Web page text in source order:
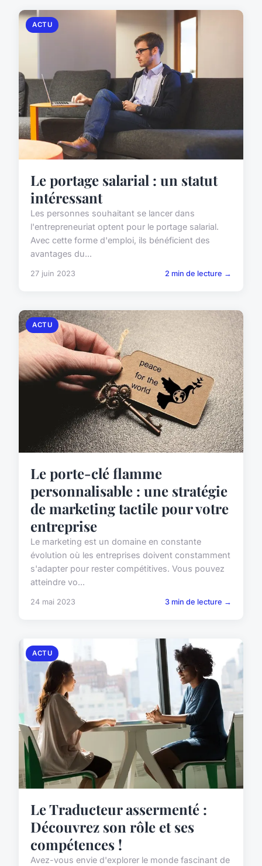
ACTU
Le portage salarial : un statut
intéressant
Les personnes souhaitant se lancer dans
l'entrepreneuriat optent pour le portage salarial.
Avec cette forme d'emploi, ils bénéficient des
avantages du...
27 juin 2023 2 min de lecture →
ACTU
Le porte-clé flamme
personnalisable : une stratégie
de marketing tactile pour votre
entreprise
Le marketing est un domaine en constante
évolution où les entreprises doivent constamment
s'adapter pour rester compétitives. Vous pouvez
atteindre vo...
24 mai 2023 3 min de lecture →
ACTU
Le Traducteur assermenté :
Découvrez son rôle et ses
compétences !
Avez-vous envie d'explorer le monde fascinant de